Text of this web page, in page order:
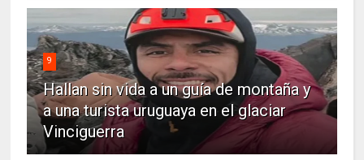
9
Hallan sin vida a un guía de montaña y
a una turista uruguaya en el glaciar
Vinciguerra